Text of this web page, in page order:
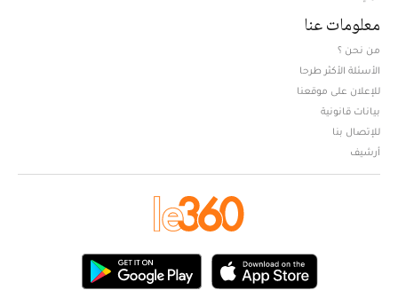
معلومات عنا
من نحن ؟
الأسئلة الأكثر طرحا
للإعلان على موقعنا
بيانات قانونية
للإتصال بنا
أرشيف